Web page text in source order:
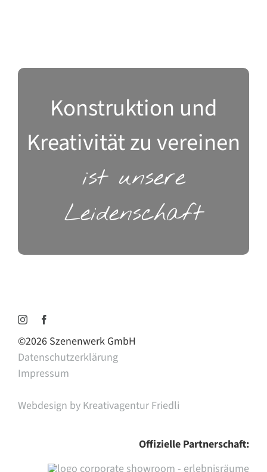
Konstruktion und
Kreativität zu vereinen
ist unsere
Leidenschaft
©2026 Szenenwerk GmbH
Datenschutzerklärung
Impressum
Webdesign by Kreativagentur Friedli
Offizielle Partnerschaft: